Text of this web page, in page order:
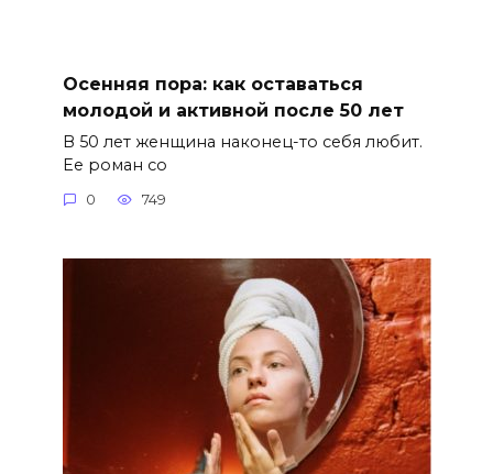
Осенняя пора: как оставаться
молодой и активной после 50 лет
В 50 лет женщина наконец-то себя любит.
Ее роман со
0 749